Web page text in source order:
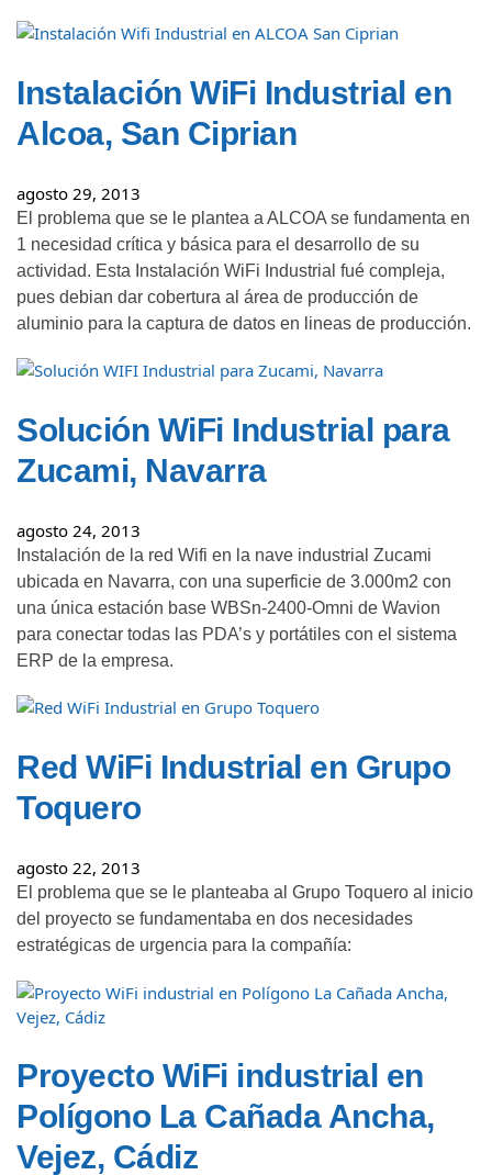
Instalación WiFi Industrial en
Alcoa, San Ciprian
agosto 29, 2013
El problema que se le plantea a ALCOA se fundamenta en
1 necesidad crítica y básica para el desarrollo de su
actividad. Esta Instalación WiFi Industrial fué compleja,
pues debian dar cobertura al área de producción de
aluminio para la captura de datos en lineas de producción.
Solución WiFi Industrial para
Zucami, Navarra
agosto 24, 2013
Instalación de la red Wifi en la nave industrial Zucami
ubicada en Navarra, con una superficie de 3.000m2 con
una única estación base WBSn-2400-Omni de Wavion
para conectar todas las PDA’s y portátiles con el sistema
ERP de la empresa.
Red WiFi Industrial en Grupo
Toquero
agosto 22, 2013
El problema que se le planteaba al Grupo Toquero al inicio
del proyecto se fundamentaba en dos necesidades
estratégicas de urgencia para la compañía:
Proyecto WiFi industrial en
Polígono La Cañada Ancha,
Vejez, Cádiz